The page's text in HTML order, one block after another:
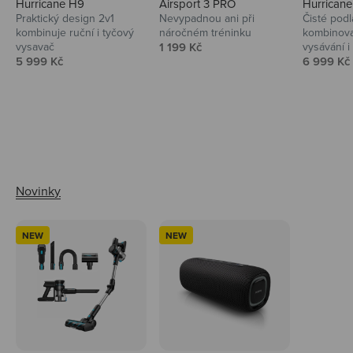
Hurricane H9
Praktický design 2v1
kombinuje ruční i tyčový
vysavač
Prodejní cena
5 999 Kč
Airsport 3 PRO
Nevypadnou ani při
náročném tréninku
Prodejní cena
1 199 Kč
Čisté
vysávání
Prodejní
6 999 Kč
NEW NEW